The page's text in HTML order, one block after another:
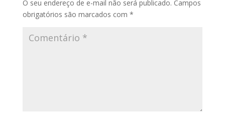
O seu endereço de e-mail não será publicado. Campos
obrigatórios são marcados com *